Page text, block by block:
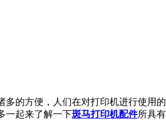
方便，人们在对打印机进行使用
一起来了解一下斑马打印机配件所具有